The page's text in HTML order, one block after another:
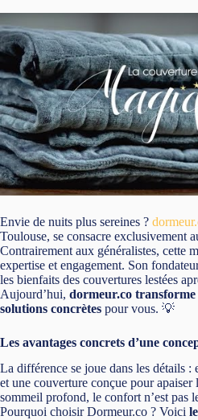
Envie de nuits plus sereines ?
Toulouse, se consacre exclusivement
Contrairement aux généralistes, cette
expertise et engagement. Son
les bienfaits des couvertures lestées
Aujourd’hui, dormeur.co transforme
solutions concrètes pour vous. 💡
Les avantages concrets d’une
La différence se joue dans les détails :
et une couverture conçue pour
sommeil profond, le confort n’est pas
Pourquoi choisir Dormeur.co ? Voici